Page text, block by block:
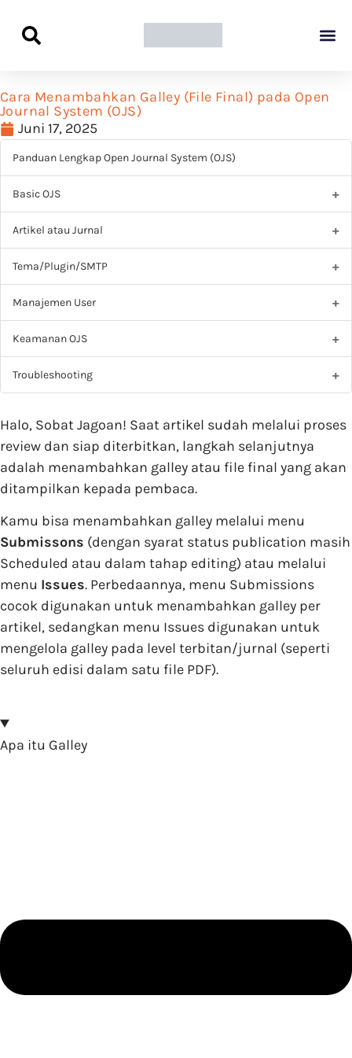
Cara Menambahkan Galley (File Final) pada Open
Journal System (OJS)
Juni 17, 2025
Panduan Lengkap Open Journal System (OJS)
Basic OJS
Artikel atau Jurnal
Tema/Plugin/SMTP
Manajemen User
Keamanan OJS
Troubleshooting
Halo, Sobat Jagoan! Saat artikel sudah melalui proses
review dan siap diterbitkan, langkah selanjutnya
adalah menambahkan galley atau file final yang akan
ditampilkan kepada pembaca.
Kamu bisa menambahkan galley melalui menu
Submissons (dengan syarat status publication masih
Scheduled atau dalam tahap editing) atau melalui
menu Issues. Perbedaannya, menu Submissions
cocok digunakan untuk menambahkan galley per
artikel, sedangkan menu Issues digunakan untuk
mengelola galley pada level terbitan/jurnal (seperti
seluruh edisi dalam satu file PDF).
Apa itu Galley